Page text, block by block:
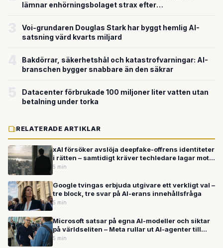
lämnar enhörningsbolaget strax efter
Voi-grundaren Douglas Stark har byggt hemlig AI-
satsning värd kvarts miljard
Bakdörrar, säkerhetshål och katastrofvarningar: AI-
branschen bygger snabbare än den säkrar
Datacenter förbrukade 100 miljoner liter vatten utan
betalning under torka
RELATERADE ARTIKLAR
xAI försöker avslöja deepfake-offrens identiteter
i rätten – samtidigt kräver techledare lagar mot
AI och biologiska vapen
5 min
Google tvingas erbjuda utgivare ett verkligt val –
tre block, tre svar på AI-erans innehållsfråga
5 min
Microsoft satsar på egna AI-modeller och siktar
på världseliten – Meta rullar ut AI-agenter till
miljarder användare
5 min